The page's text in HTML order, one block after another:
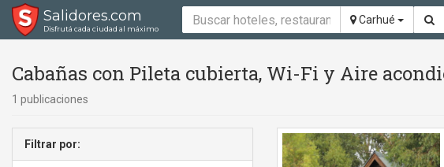
Salidores.com
Disfrutá cada ciudad al máximo
Carhué
Cabañas con Pileta cubierta, Wi-Fi y Aire
1 publicaciones
Filtrar por: